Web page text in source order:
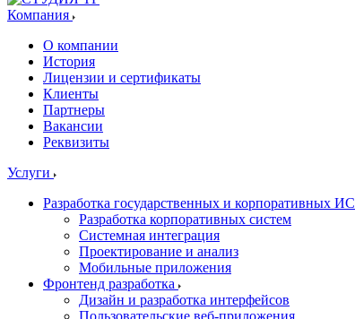
Компания
О компании
История
Лицензии и сертификаты
Клиенты
Партнеры
Вакансии
Реквизиты
Услуги
Разработка государственных и корпоративных ИС
Разработка корпоративных систем
Системная интеграция
Проектирование и анализ
Мобильные приложения
Фронтенд разработка
Дизайн и разработка интерфейсов
Пользовательские веб-приложения